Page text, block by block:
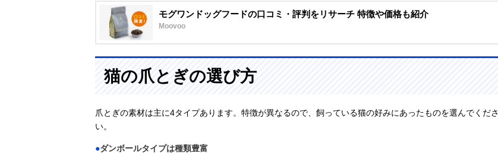
モグワンドッグフードの口コミ・評判をリサーチ 特徴や価格も紹介
Moovoo
猫の爪とぎの選び方
爪とぎの素材は主に4タイプあります。特徴が異なるので、飼っている猫の好みにあったものを選んでくださ
い。
●ダンボールタイプは種類豊富